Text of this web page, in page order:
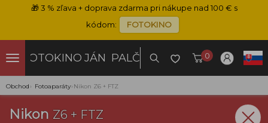
🎁3 % zľava + doprava zdarma pri nákupe nad 100 € s
kódom:
FOTOKINO
FOTOKINO JÁN PALČO 0
Obchod › Fotoaparáty› Nikon Z6 + FTZ
Nikon Z6 + FTZ